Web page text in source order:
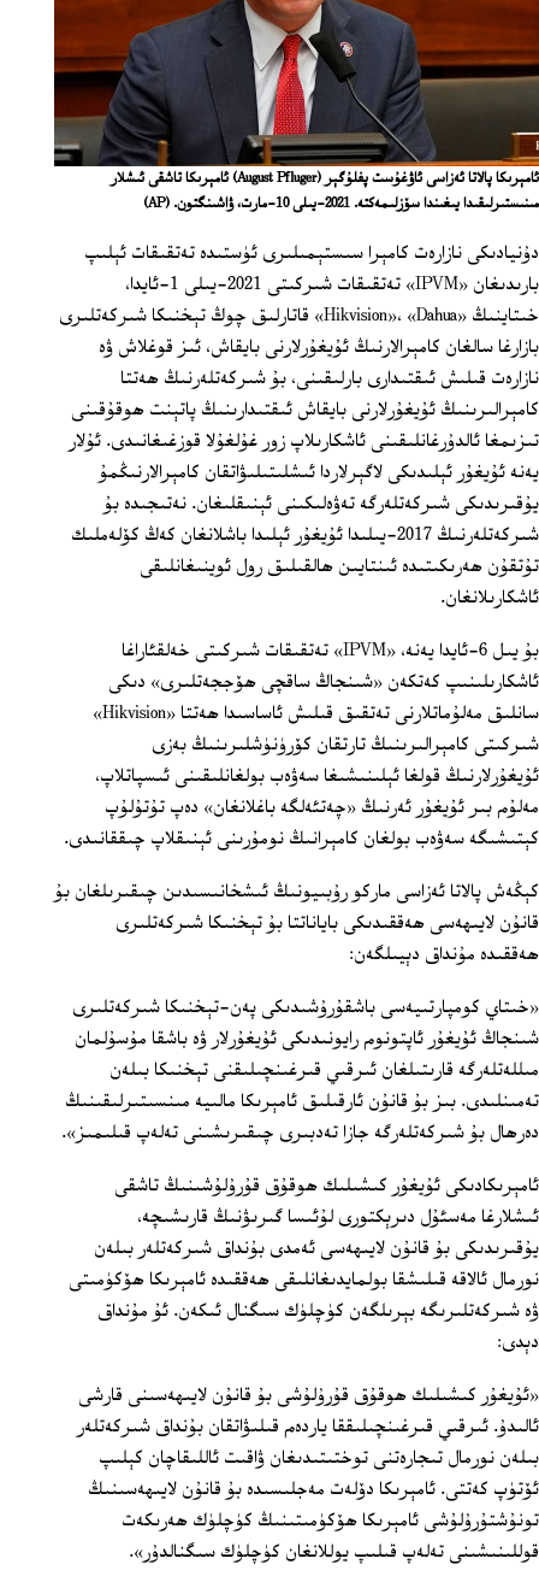
ئامېرىكا پالاتا ئەزاسى ئاۋغۇست پفلۇگېر (August Pfluger) ئامېرىكا تاشقى ئىشلار
مىنىستىرلىقىدا يىغىندا سۆزلىمەكتە. 2021-يىلى 10-مارت، ۋاشىنگتون.
(AP)
دۇنيادىكى نازارەت كامېرا سىستېمىلىرى ئۈستىدە تەتقىقات ئېلىپ
بارىدىغان «IPVM» تەتقىقات شىركىتى 2021-يىلى 1-ئايدا،
خىتاينىڭ «Hikvision»، «Dahua» قاتارلىق چوڭ تېخنىكا شىركەتلىرى
بازارغا سالغان كامېرالارنىڭ ئۇيغۇرلارنى بايقاش، ئىز قوغلاش ۋە
نازارەت قىلىش ئىقتىدارى بارلىقىنى، بۇ شىركەتلەرنىڭ ھەتتا
كامېرالىرىنىڭ ئۇيغۇرلارنى بايقاش ئىقتىدارىنىڭ پاتېنت ھوقۇقىنى
تىزىمغا ئالدۇرغانلىقىنى ئاشكارىلاپ زور غۇلغۇلا قوزغىغانىدى. ئۇلار
يەنە ئۇيغۇر ئېلىدىكى لاگېرلاردا ئىشلىتىلىۋاتقان كامېرالارنىڭمۇ
يۇقىرىدىكى شىركەتلەرگە تەۋەلىكىنى ئېنىقلىغان. نەتىجىدە بۇ
شىركەتلەرنىڭ 2017-يىلىدا ئۇيغۇر ئېلىدا باشلانغان كەڭ كۆلەملىك
تۇتقۇن ھەرىكىتىدە ئىنتايىن ھالقىلىق رول ئوينىغانلىقى
ئاشكارىلانغان.
بۇ يىل 6-ئايدا يەنە، «IPVM» تەتقىقات شىركىتى خەلقئاراغا
ئاشكارىلىنىپ كەتكەن «شىنجاڭ ساقچى ھۆججەتلىرى» دىكى
سانلىق مەلۇماتلارنى تەتقىق قىلىش ئاساسىدا ھەتتا «Hikvision»
شىركىتى كامېرالىرىنىڭ تارتقان كۆرۈنۈشلىرىنىڭ بەزى
ئۇيغۇرلارنىڭ قولغا ئېلىنىشىغا سەۋەب بولغانلىقىنى ئىسپاتلاپ،
مەلۇم بىر ئۇيغۇر ئەرنىڭ «چەتئەلگە باغلانغان» دەپ تۇتۇلۇپ
كېتىشىگە سەۋەب بولغان كامېرانىڭ نومۇرىنى ئېنىقلاپ چىققانىدى.
كېڭەش پالاتا ئەزاسى ماركو رۇبىيونىڭ ئىشخانىسىدىن چىقىرىلغان بۇ
قانۇن لايىھەسى ھەققىدىكى باياناتتا بۇ تېخنىكا شىركەتلىرى
ھەققىدە مۇنداق دېيىلگەن:
«خىتاي كومپارتىيەسى باشقۇرۇشىدىكى پەن-تېخنىكا شىركەتلىرى
شىنجاڭ ئۇيغۇر ئاپتونوم رايونىدىكى ئۇيغۇرلار ۋە باشقا مۇسۇلمان
مىللەتلەرگە قارىتىلغان ئىرقىي قىرغىنچىلىقنى تېخنىكا بىلەن
تەمىنلىدى. بىز بۇ قانۇن ئارقىلىق ئامېرىكا مالىيە مىنسىتىرلىقىنىڭ
دەرھال بۇ شىركەتلەرگە جازا تەدبىرى چىقىرىشىنى تەلەپ قىلىمىز».
ئامېرىكادىكى ئۇيغۇر كىشىلىك ھوقۇق قۇرۇلۇشىنىڭ تاشقى
ئىشلارغا مەسئۇل دىرېكتورى لۇئىسا گىرىۋنىڭ قارىشىچە،
يۇقىرىدىكى بۇ قانۇن لايىھەسى ئەمدى بۇنداق شىركەتلەر بىلەن
نورمال ئالاقە قىلىشقا بولمايدىغانلىقى ھەققىدە ئامېرىكا ھۆكۈمىتى
ۋە شىركەتلىرىگە بېرىلگەن كۈچلۈك سىگنال ئىكەن. ئۇ مۇنداق
دېدى:
«ئۇيغۇر كىشىلىك ھوقۇق قۇرۇلۇشى بۇ قانۇن لايىھەسىنى قارشى
ئالىدۇ. ئىرقىي قىرغىنچىلىققا ياردەم قىلىۋاتقان بۇنداق شىركەتلەر
بىلەن نورمال تىجارەتنى توختىتىدىغان ۋاقىت ئاللىقاچان كېلىپ
ئۆتۈپ كەتتى. ئامېرىكا دۆلەت مەجلىسىدە بۇ قانۇن لايىھەسىنىڭ
تونۇشتۇرۇلۇشى ئامېرىكا ھۆكۈمىتىنىڭ كۈچلۈك ھەرىكەت
قوللىنىشىنى تەلەپ قىلىپ يوللانغان كۈچلۈك سىگنالدۇر».